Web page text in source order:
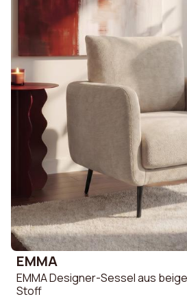
EMMA
EMMA Designer-Sessel aus
Stoff